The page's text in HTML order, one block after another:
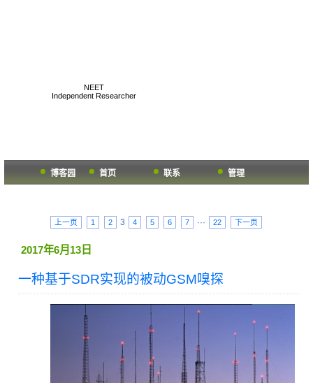
NEET
Independent Researcher
博客园 首页 联系 管理
上一页 1 2 3 4 5 6 7 ··· 22 下一页
2017年6月13日
一种基于SDR实现的被动GSM嗅探